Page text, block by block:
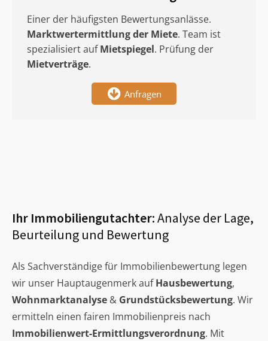
Einer der häufigsten Bewertungsanlässe.
Marktwertermittlungder Miete. Team ist
spezialisiert aufMietspiegel. Prüfung der
Mietverträge.
Anfragen
Ihr Immobiliengutachter:Analyse der Lage,
Beurteilung und Bewertung
Als Sachverständige für Immobilienbewertung legen
wir unser Hauptaugenmerk aufHausbewertung,
Wohnmarktanalyse & Grundstücksbewertung. Wir
ermitteln einen fairen Immobilienpreis nach
Immobilienwert-Ermittlungsverordnung. Mit